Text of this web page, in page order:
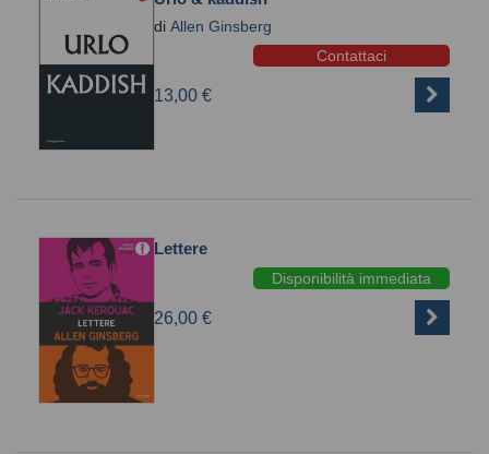
di Allen Ginsberg
Contattaci
13,00 €
Lettere
Disponibilità immediata
26,00 €